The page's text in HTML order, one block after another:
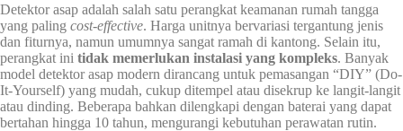
Detektor asap adalah salah satu perangkat keamanan rumah tangga
yang paling cost-effective. Harga unitnya bervariasi tergantung jenis
dan fiturnya, namun umumnya sangat ramah di kantong. Selain itu,
perangkat ini tidak memerlukan instalasi yang kompleks. Banyak
model detektor asap modern dirancang untuk pemasangan “DIY” (Do-
It-Yourself) yang mudah, cukup ditempel atau disekrup ke langit-langit
atau dinding. Beberapa bahkan dilengkapi dengan baterai yang dapat
bertahan hingga 10 tahun, mengurangi kebutuhan perawatan rutin.